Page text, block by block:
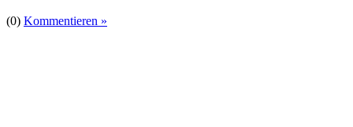
(0) Kommentieren »